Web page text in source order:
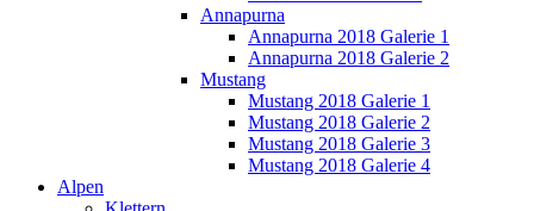
Annapurna
Annapurna 2018 Galerie 1
Annapurna 2018 Galerie 2
Mustang
Mustang 2018 Galerie 1
Mustang 2018 Galerie 2
Mustang 2018 Galerie 3
Mustang 2018 Galerie 4
Alpen